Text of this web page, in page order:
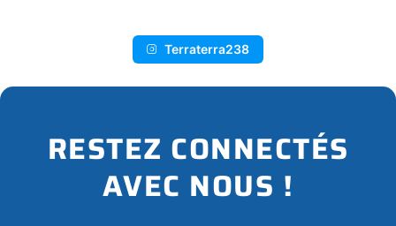
Terraterra238
RESTEZ CONNECTÉS
AVEC NOUS !